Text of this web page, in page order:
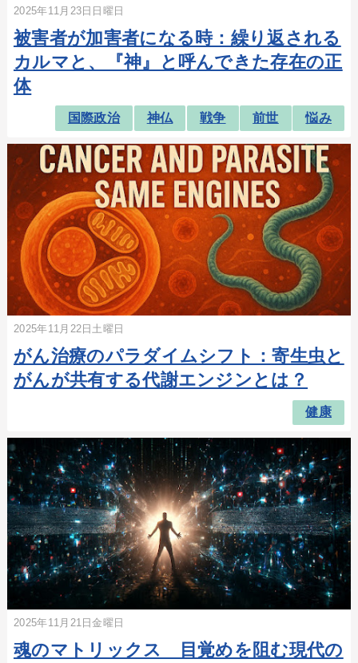
2025年11月23日日曜日
被害者が加害者になる時：繰り返される
カルマと、『神』と呼んできた存在の正
体
国際政治 神仏 戦争 前世 悩み
2025年11月22日土曜日
がん治療のパラダイムシフト：寄生虫と
がんが共有する代謝エンジンとは？
健康
2025年11月21日金曜日
魂のマトリックス 目覚めを阻む現代の